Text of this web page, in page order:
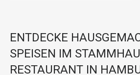
ENTDECKE
SPEISEN IM
RESTAURANT IN